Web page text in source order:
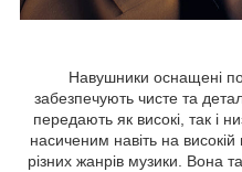
Навушники оснащені
забезпечують чисте та
передають як високі, так і
насиченим навіть на
різних жанрів музики. Вона